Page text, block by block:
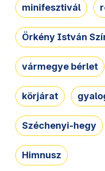
minifesztivál
Örkény István
vármegye bérlet
körjárat
Széchenyi-hegy
Himnusz